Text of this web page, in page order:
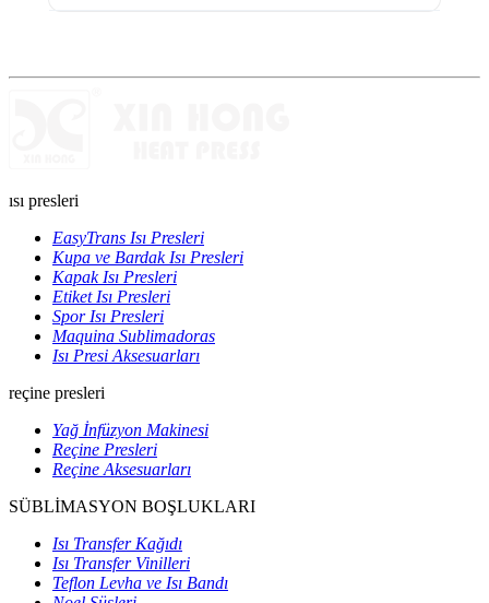
ısı presleri
EasyTrans Isı Presleri
Kupa ve Bardak Isı Presleri
Kapak Isı Presleri
Etiket Isı Presleri
Spor Isı Presleri
Maquina Sublimadoras
Isı Presi Aksesuarları
reçine presleri
Yağ İnfüzyon Makinesi
Reçine Presleri
Reçine Aksesuarları
SÜBLİMASYON BOŞLUKLARI
Isı Transfer Kağıdı
Isı Transfer Vinilleri
Teflon Levha ve Isı Bandı